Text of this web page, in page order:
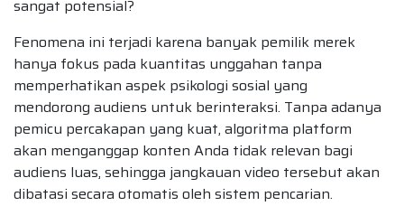
sangat potensial?
Fenomena ini terjadi karena banyak pemilik merek
hanya fokus pada kuantitas unggahan tanpa
memperhatikan aspek psikologi sosial yang
mendorong audiens untuk berinteraksi. Tanpa adanya
pemicu percakapan yang kuat, algoritma platform
akan menganggap konten Anda tidak relevan bagi
audiens luas, sehingga jangkauan video tersebut akan
dibatasi secara otomatis oleh sistem pencarian.